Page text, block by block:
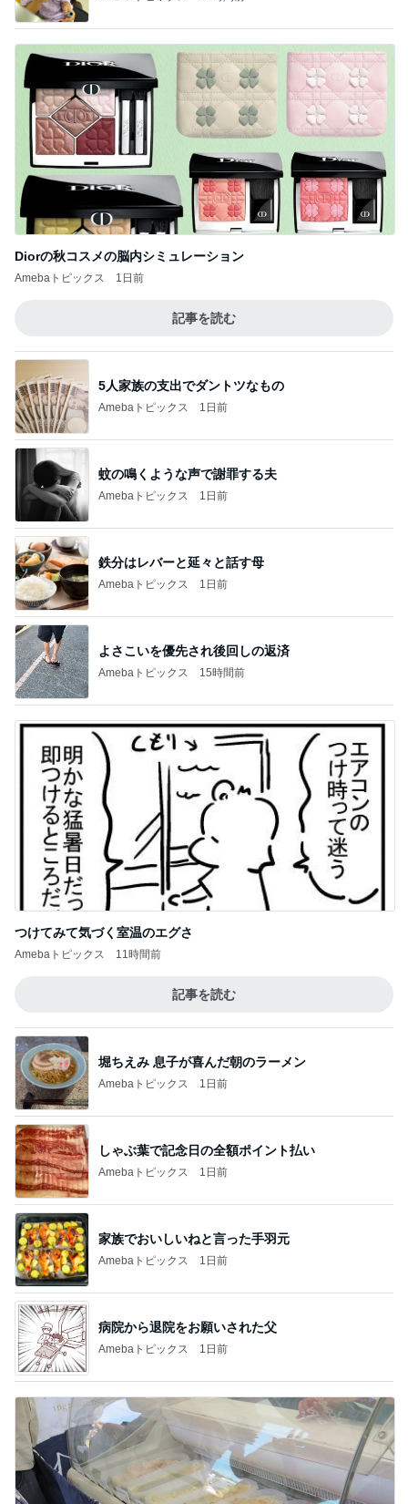
Diorの秋コスメの脳内シミュレーション
Amebaトピックス 1日前
記事を読む
5人家族の支出でダントツなもの
Amebaトピックス 1日前
蚊の鳴くような声で謝罪する夫
Amebaトピックス 1日前
鉄分はレバーと延々と話す母
Amebaトピックス 1日前
よさこいを優先され後回しの返済
Amebaトピックス 15時間前
つけてみて気づく室温のエグさ
Amebaトピックス 11時間前
記事を読む
堀ちえみ 息子が喜んだ朝のラーメン
Amebaトピックス 1日前
しゃぶ葉で記念日の全額ポイント払い
Amebaトピックス 1日前
家族でおいしいねと言った手羽元
Amebaトピックス 1日前
病院から退院をお願いされた父
Amebaトピックス 1日前